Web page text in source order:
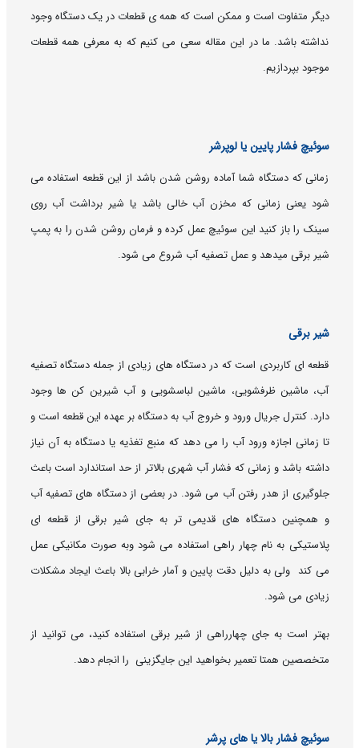
دیگر متفاوت است و ممکن است که همه ی قطعات در یک دستگاه وجود
نداشته باشد. ما در این مقاله سعی می کنیم که به معرفی همه قطعات
موجود بپردازیم.
سوئیچ فشار پایین یا لوپرشر
زمانی که دستگاه شما آماده روشن شدن باشد از این قطعه استفاده می
شود یعنی زمانی که مخزن آب خالی باشد یا شیر برداشت آب روی
سینک را باز کنید این سوئیچ عمل کرده و فرمان روشن شدن را به پمپ
شیر برقی میدهد و عمل تصفیه آب شروع می شود.
شیر برقی
قطعه ای کاربردی است که در دستگاه های زیادی از جمله دستگاه تصفیه
آب، ماشین ظرفشویی، ماشین لباسشویی و آب شیرین کن ها وجود
دارد. کنترل جریال ورود و خروج آب به دستگاه بر عهده این قطعه است و
تا زمانی اجازه ورود آب را می دهد که منبع تغذیه یا دستگاه به آن نیاز
داشته باشد و زمانی که فشار آب شهری بالاتر از حد استاندارد است باعث
جلوگیری از هدر رفتن آب می شود. در بعضی از دستگاه های تصفیه آب
و همچنین دستگاه های قدیمی تر به جای شیر برقی از قطعه ای
پلاستیکی به نام چهار راهی استفاده می شود وبه صورت مکانیکی عمل
می کند ولی به دلیل دقت پایین و آمار خرابی بالا باعث ایجاد مشکلات
زیادی می شود.
بهتر است به جای چهارراهی از شیر برقی استفاده کنید، می توانید از
متخصصین همتا تعمیر بخواهید این جایگزینی را انجام دهد.
سوئیچ فشار بالا یا های پرشر